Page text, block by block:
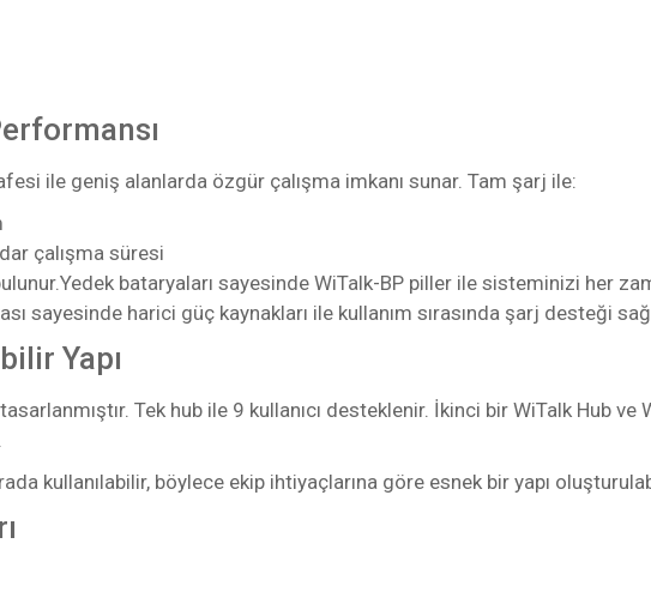
ile geniş alanlarda özgür çalışma imkanı sunar. Tam şarj ile:
çalışma süresi
bataryaları sayesinde WiTalk-BP piller ile sisteminizi her
sayesinde harici güç kaynakları ile kullanım sırasında şarj desteği
Yapı
Tek hub ile 9 kullanıcı desteklenir. İkinci bir WiTalk Hub ve
kullanılabilir, böylece ekip ihtiyaçlarına göre esnek bir yapı